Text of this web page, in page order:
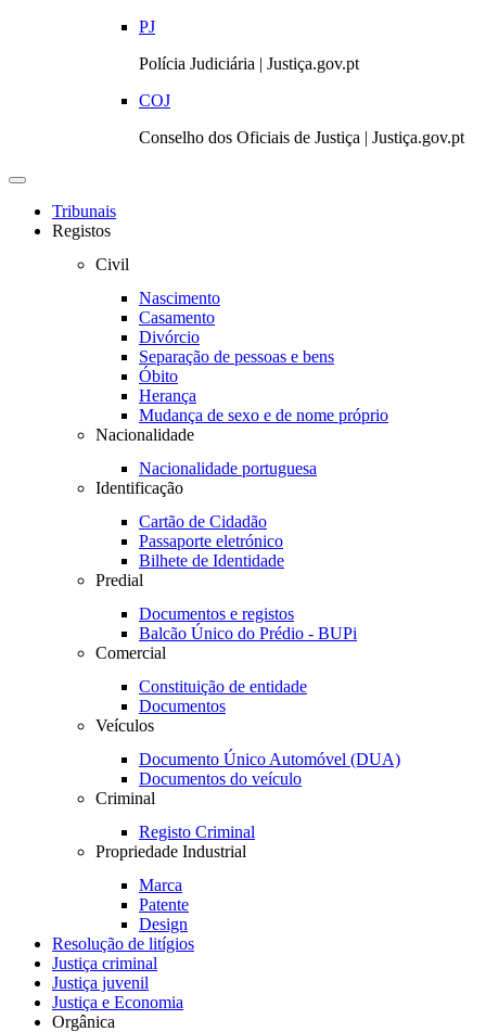
PJ
Polícia Judiciária | Justiça.gov.pt
COJ
Conselho dos Oficiais de Justiça | Justiça.gov.pt
Toggle
navigationTribunais
Registos
Civil
Nascimento
Casamento
Divórcio
Separação de pessoas e bens
Óbito
Herança
Mudança de sexo e de nome próprio
Nacionalidade
Nacionalidade portuguesa
Identificação
Cartão de Cidadão
Passaporte eletrónico
Bilhete de Identidade
Predial
Documentos e registos
Balcão Único do Prédio - BUPi
Comercial
Constituição de entidade
Documentos
Veículos
Documento Único Automóvel (DUA)
Documentos do veículo
Criminal
Registo Criminal
Propriedade Industrial
Marca
Patente
Design
Resolução de litígios
Justiça criminal
Justiça juvenil
Justiça e Economia
Orgânica